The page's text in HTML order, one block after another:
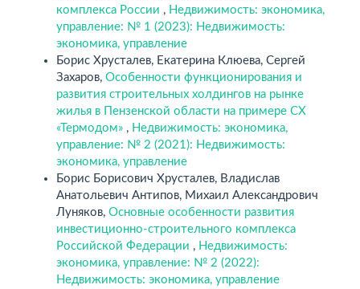
комплекса России , Недвижимость: экономика,
управление: № 1 (2023): Недвижимость:
экономика, управление
Борис Хрусталев, Екатерина Клюева, Сергей
Захаров, Особенности функционирования и
развития строительных холдингов на рынке
жилья в Пензенской области на примере СХ
«Термодом» , Недвижимость: экономика,
управление: № 2 (2021): Недвижимость:
экономика, управление
Борис Борисович Хрусталев, Владислав
Анатольевич Антипов, Михаил Александрович
Луняков, Основные особенности развития
инвестиционно-строительного комплекса
Российской Федерации , Недвижимость:
экономика, управление: № 2 (2022):
Недвижимость: экономика, управление